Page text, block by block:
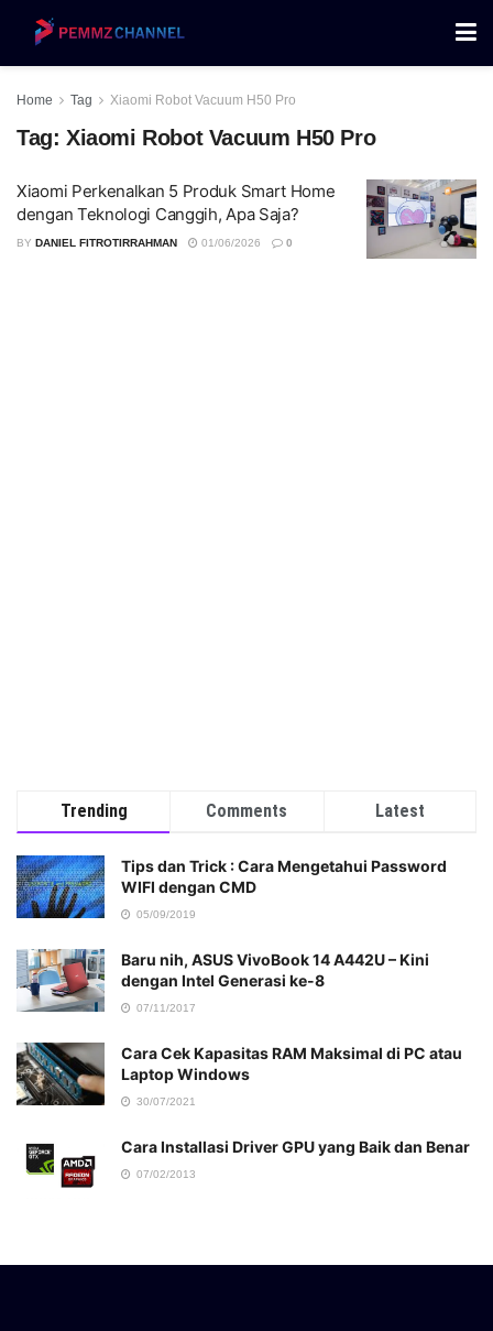
Home Tag Xiaomi Robot Vacuum H50 Pro
Tag: Xiaomi Robot Vacuum H50 Pro
Xiaomi Perkenalkan 5 Produk Smart Home
dengan Teknologi Canggih, Apa Saja?
BY DANIEL FITROTIRRAHMAN 01/06/2026 0
Trending Comments Latest
Tips dan Trick : Cara Mengetahui Password
WIFI dengan CMD
05/09/2019
Baru nih, ASUS VivoBook 14 A442U – Kini
dengan Intel Generasi ke-8
07/11/2017
Cara Cek Kapasitas RAM Maksimal di PC atau
Laptop Windows
30/07/2021
Cara Installasi Driver GPU yang Baik dan Benar
07/02/2013